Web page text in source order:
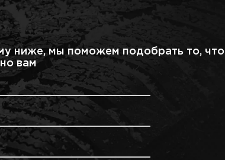
ниже, мы поможем подобрать то, что
вам